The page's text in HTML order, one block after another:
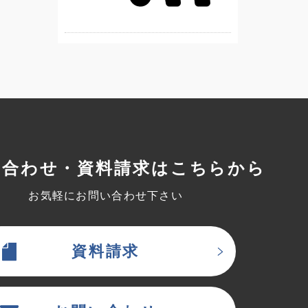
わせ・資料請求はこちらから
お気軽にお問い合わせ下さい
資料請求